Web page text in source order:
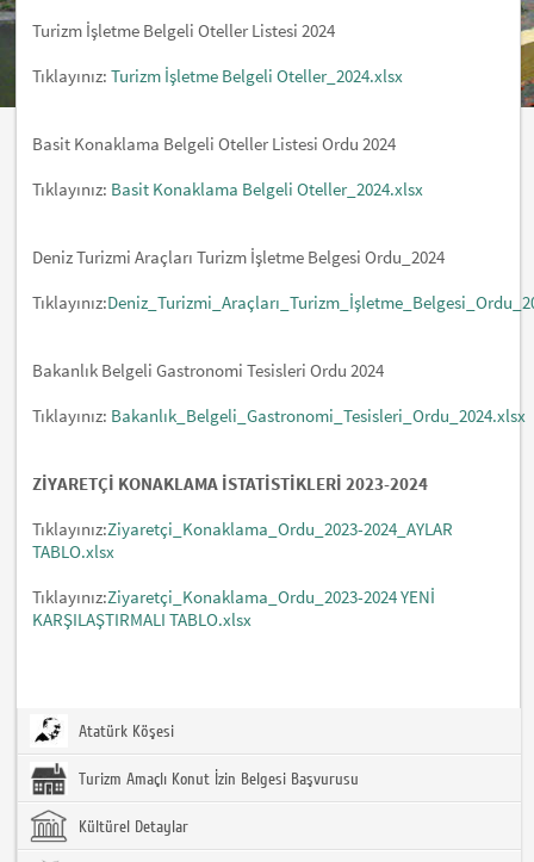
Turizm İşletme Belgeli Oteller Listesi 2024
Tıklayınız:Turizm İşletme Belgeli Oteller_2024.xlsx
Basit Konaklama Belgeli Oteller Listesi Ordu 2024
Tıklayınız: Basit Konaklama Belgeli Oteller_2024.xlsx
Deniz Turizmi Araçları Turizm İşletme Belgesi Ordu_2024
Tıklayınız:
Bakanlık Belgeli Gastronomi Tesisleri Ordu 2024
Tıklayınız: Bakanlık_Belgeli_Gastronomi_Tesisleri_Ordu_2024.xlsx
ZİYARETÇİ KONAKLAMA İSTATİSTİKLERİ 2023-2024
Tıklayınız:Ziyaretçi_Konaklama_Ordu_2023-2024_AYLAR
TABLO.xlsx
Tıklayınız:Ziyaretçi_Konaklama_Ordu_2023-2024 YENİ
KARŞILAŞTIRMALI TABLO.xlsx
Atatürk Köşesi
Turizm Amaçlı Konut İzin Belgesi Başvurusu
Kültürel Detaylar